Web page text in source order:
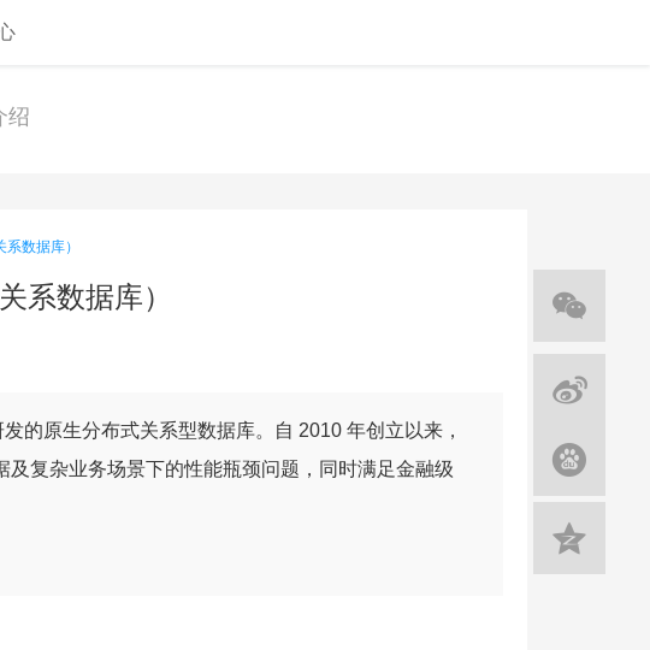
绍
数据库）
系数据库）
的原生分布式关系型数据库。自 2010 年创立以来，
复杂业务场景下的性能瓶颈问题，同时满足金融级